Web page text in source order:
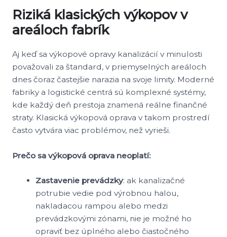
Riziká klasických výkopov v
areáloch fabrík
Aj keď sa výkopové opravy kanalizácií v minulosti
považovali za štandard, v priemyselných areáloch
dnes čoraz častejšie narazia na svoje limity. Moderné
fabriky a logistické centrá sú komplexné systémy,
kde každý deň prestoja znamená reálne finančné
straty. Klasická výkopová oprava v takom prostredí
často vytvára viac problémov, než vyrieši.
Prečo sa výkopová oprava neoplatí:
Zastavenie prevádzky: ak kanalizačné
potrubie vedie pod výrobnou halou,
nakladacou rampou alebo medzi
prevádzkovými zónami, nie je možné ho
opraviť bez úplného alebo čiastočného